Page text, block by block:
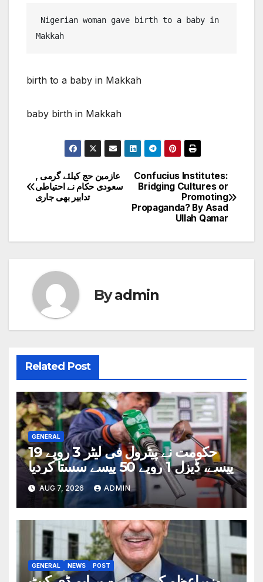
Makkah
birth to a baby in Makkah
baby birth in Makkah
Post
navigation
Confucius Institutes:
Bridging Cultures or
Promoting
Propaganda? By Asad
Ullah Qamar
عازمین حج کیلئے گرمی ,
سعودی حکام نے احتیاطی
تدابیر بھی جاری
Byadmin
Related Post
GENERAL
حکومت نے پیٹرول فی لیٹر 3 روپے 19
پیسے، ڈیزل 1 روپے 50 پیسے سستا کردیا
AUG 7, 2026 ADMIN
GENERAL NEWS POST